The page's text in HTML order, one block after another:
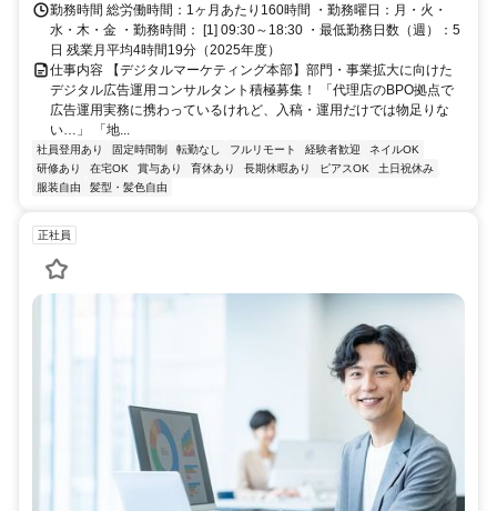
勤務時間 総労働時間：1ヶ月あたり160時間 ・勤務曜日：月・火・
水・木・金 ・勤務時間： [1] 09:30～18:30 ・最低勤務日数（週）：5
日 残業月平均4時間19分（2025年度）
仕事内容 【デジタルマーケティング本部】部門・事業拡大に向けた
デジタル広告運用コンサルタント積極募集！ 「代理店のBPO拠点で
広告運用実務に携わっているけれど、入稿・運用だけでは物足りな
い…」 「地...
社員登用あり 固定時間制 転勤なし フルリモート 経験者歓迎
ネイルOK
研修あり
在宅OK 賞与あり 育休あり 長期休暇あり ピアスOK
土日祝休み
服装自由
髪型・髪色自由
正社員